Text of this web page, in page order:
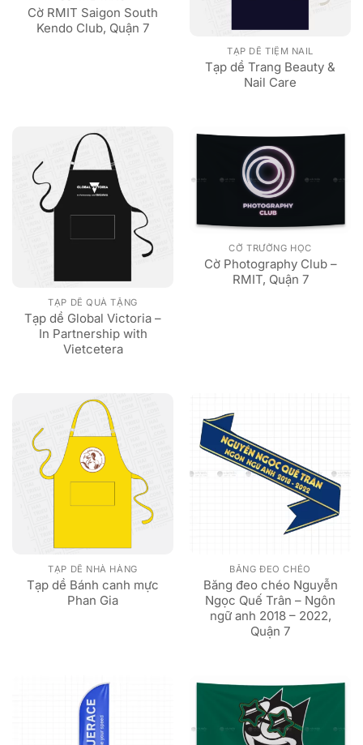
Cờ RMIT Saigon South
Kendo Club, Quận 7
TẠP DỀ TIỆM NAIL
Tạp dề Trang Beauty &
Nail Care
TẠP DỀ QUÀ TẶNG
Tạp dề Global Victoria –
In Partnership with
Vietcetera
CỜ TRƯỜNG HỌC
Cờ Photography Club –
RMIT, Quận 7
TẠP DỀ NHÀ HÀNG
Tạp dề Bánh canh mực
Phan Gia
BĂNG ĐEO CHÉO
Băng đeo chéo Nguyễn
Ngọc Quế Trân – Ngôn
ngữ anh 2018 – 2022,
Quận 7